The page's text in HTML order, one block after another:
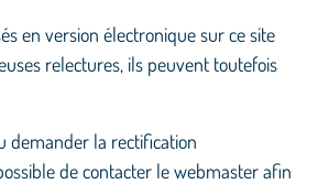
en version électronique sur ce site
relectures, ils peuvent toutefois
demander la rectification
de contacter le webmaster afin